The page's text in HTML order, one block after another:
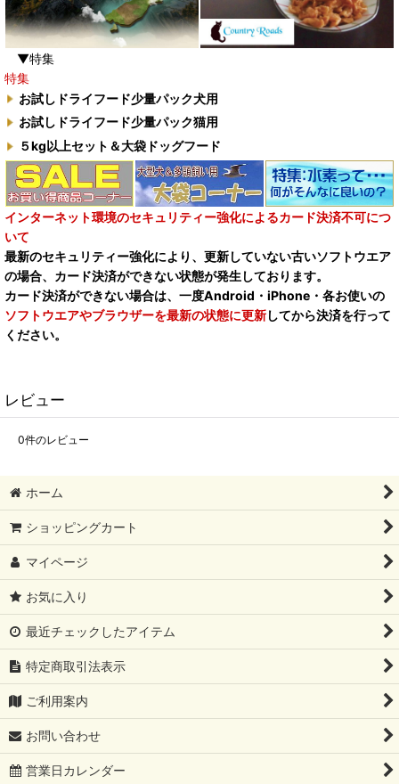
▼特集
特集
お試しドライフード少量パック犬用
お試しドライフード少量パック猫用
５kg以上セット＆大袋ドッグフード
インターネット環境のセキュリティー強化によるカード決済不可につ
いて
最新のセキュリティー強化により、更新していない古いソフトウエア
の場合、カード決済ができない状態が発生しております。
カード決済ができない場合は、一度Android・iPhone・各お使いの
ソフトウエアやブラウザーを最新の状態に更新してから決済を行って
ください。
レビュー
0件のレビュー
ホーム
ショッピングカート
マイページ
お気に入り
最近チェックしたアイテム
特定商取引法表示
ご利用案内
お問い合わせ
営業日カレンダー